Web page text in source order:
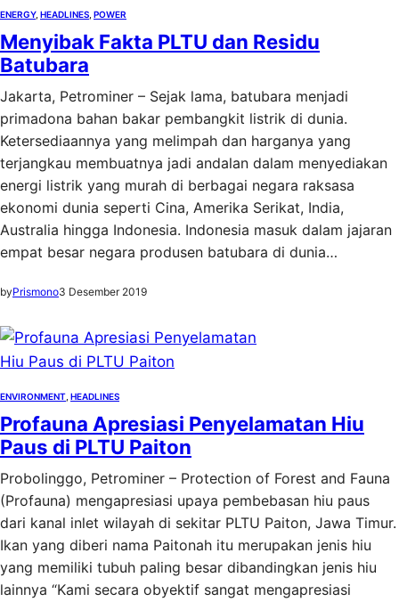
ENERGY, HEADLINES POWER
Menyibak Fakta PLTU dan Residu
Batubara
Jakarta, Petrominer – Sejak lama, batubara menjadi
primadona bahan bakar pembangkit listrik di dunia.
Ketersediaannya yang melimpah dan harganya yang
terjangkau membuatnya jadi andalan dalam menyediakan
energi listrik yang murah di berbagai negara raksasa
ekonomi dunia seperti Cina, Amerika Serikat, India,
Australia hingga Indonesia. Indonesia masuk dalam jajaran
empat besar negara produsen batubara di dunia…
byPrismono3 Desember 2019
ENVIRONMENT HEADLINES
Profauna Apresiasi Penyelamatan Hiu
Paus di PLTU Paiton
Probolinggo, Petrominer – Protection of Forest and Fauna
(Profauna) mengapresiasi upaya pembebasan hiu paus
dari kanal inlet wilayah di sekitar PLTU Paiton, Jawa Timur.
Ikan yang diberi nama Paitonah itu merupakan jenis hiu
yang memiliki tubuh paling besar dibandingkan jenis hiu
lainnya “Kami secara obyektif sangat mengapresiasi